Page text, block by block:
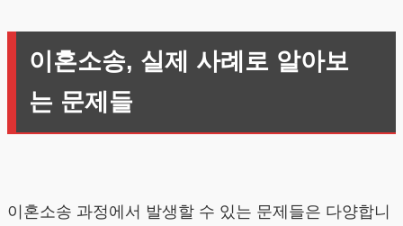
이혼소송, 실제 사례로 알아보
는 문제들
이혼소송 과정에서 발생할 수 있는 문제들은 다양합니